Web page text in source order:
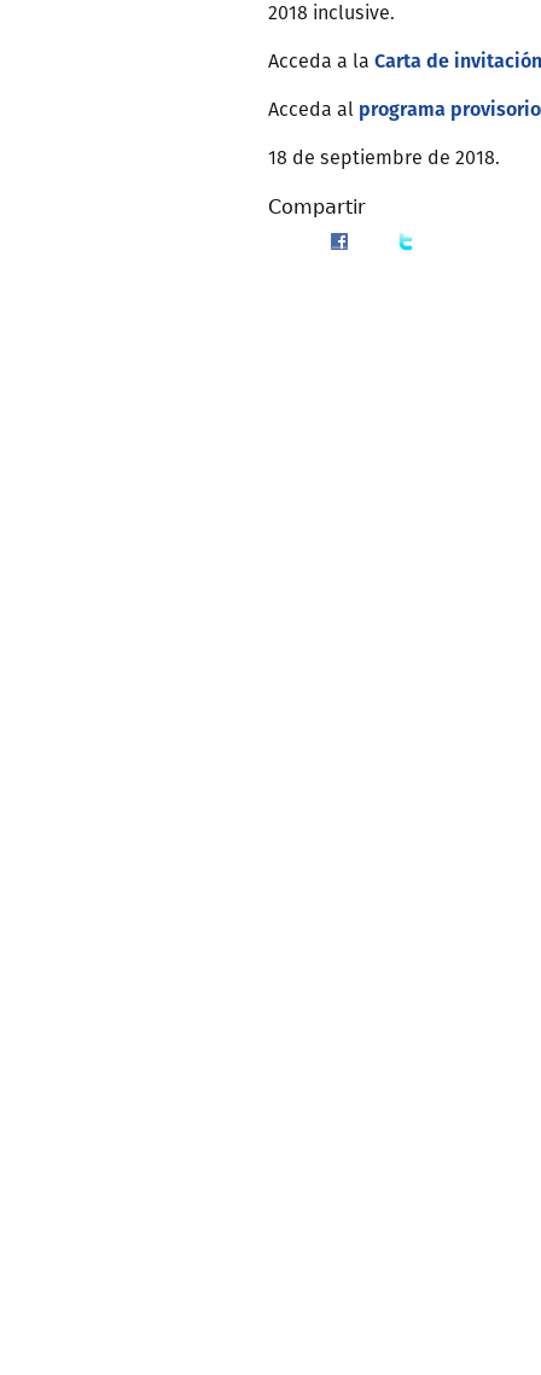
2018 inclusive.
Acceda a la Carta de invitación
Acceda al programa provisorio
18 de septiembre de 2018.
Compartir